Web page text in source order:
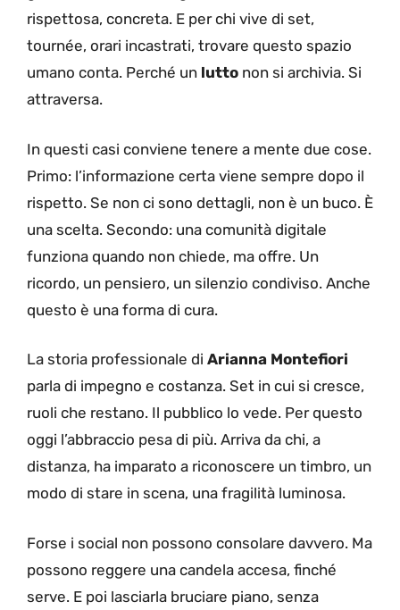
rispettosa, concreta. E per chi vive di set,
tournée, orari incastrati, trovare questo spazio
umano conta. Perché un lutto non si archivia. Si
attraversa.
In questi casi conviene tenere a mente due cose.
Primo: l’informazione certa viene sempre dopo il
rispetto. Se non ci sono dettagli, non è un buco. È
una scelta. Secondo: una comunità digitale
funziona quando non chiede, ma offre. Un
ricordo, un pensiero, un silenzio condiviso. Anche
questo è una forma di cura.
La storia professionale di Arianna Montefiori
parla di impegno e costanza. Set in cui si cresce,
ruoli che restano. Il pubblico lo vede. Per questo
oggi l’abbraccio pesa di più. Arriva da chi, a
distanza, ha imparato a riconoscere un timbro, un
modo di stare in scena, una fragilità luminosa.
Forse i social non possono consolare davvero. Ma
possono reggere una candela accesa, finché
serve. E poi lasciarla bruciare piano, senza